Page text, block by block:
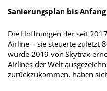
Sanierungsplan bis
Die Hoffnungen der seit
Airline – sie steuerte zuletzt
wurde 2019 von Skytrax
Airlines der Welt
zurückzukommen, haben